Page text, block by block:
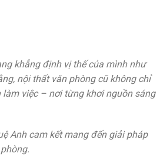
khẳng định vị thế của mình như
nội thất văn phòng cũ không chỉ
việc – nơi từng khơi nguồn sáng
Anh cam kết mang đến giải pháp